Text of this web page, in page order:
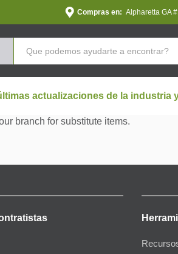
Compras en: Alpharetta GA
actualizaciones de la industria
branch for substitute items.